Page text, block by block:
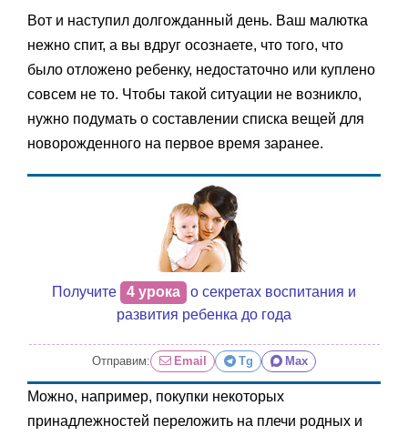
Вот и наступил долгожданный день. Ваш малютка
нежно спит, а вы вдруг осознаете, что того, что
было отложено ребенку, недостаточно или куплено
совсем не то. Чтобы такой ситуации не возникло,
нужно подумать о составлении списка вещей для
новорожденного на первое время заранее.
Получите 4 урока
о секретах воспитания и
развития ребенка до года
Отправим: Email Tg Max
Можно, например, покупки некоторых
принадлежностей переложить на плечи родных и